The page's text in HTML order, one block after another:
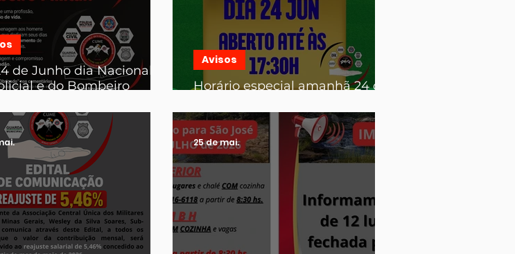
de Junho dia Nacional
e do Bombeiro
Horário especial amanhã 24 de
Avisos
25 de mai.